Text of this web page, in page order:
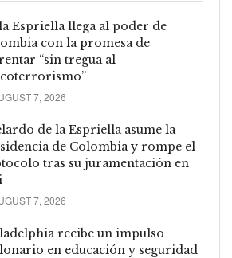
Espriella llega al poder de
con la promesa de
“sin tregua al
7, 2026
de la Espriella asume la
de Colombia y rompe el
tras su juramentación en
7, 2026
recibe un impulso
en educación y seguridad